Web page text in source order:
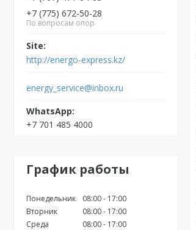
+7 (775) 672-50-28
По вопросам опор
http://energo-express.kz/
energy_service@inbox.ru
+7 701 485 4000
График работы
Понедельник 08:00
17:00
Вторник
08:00
17:00
Среда
08:00
17:00